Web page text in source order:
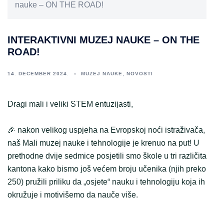
nauke – ON THE ROAD!
INTERAKTIVNI MUZEJ NAUKE – ON THE
ROAD!
14. DECEMBER 2024. MUZEJ NAUKE NOVOSTI
Dragi mali i veliki STEM entuzijasti,
🎉 nakon velikog uspjeha na Evropskoj noći istraživača,
naš Mali muzej nauke i tehnologije je krenuo na put! U
prethodne dvije sedmice posjetili smo škole u tri različita
kantona kako bismo još većem broju učenika (njih preko
250) pružili priliku da „osjete“ nauku i tehnologiju koja ih
okružuje i motivišemo da nauče više.